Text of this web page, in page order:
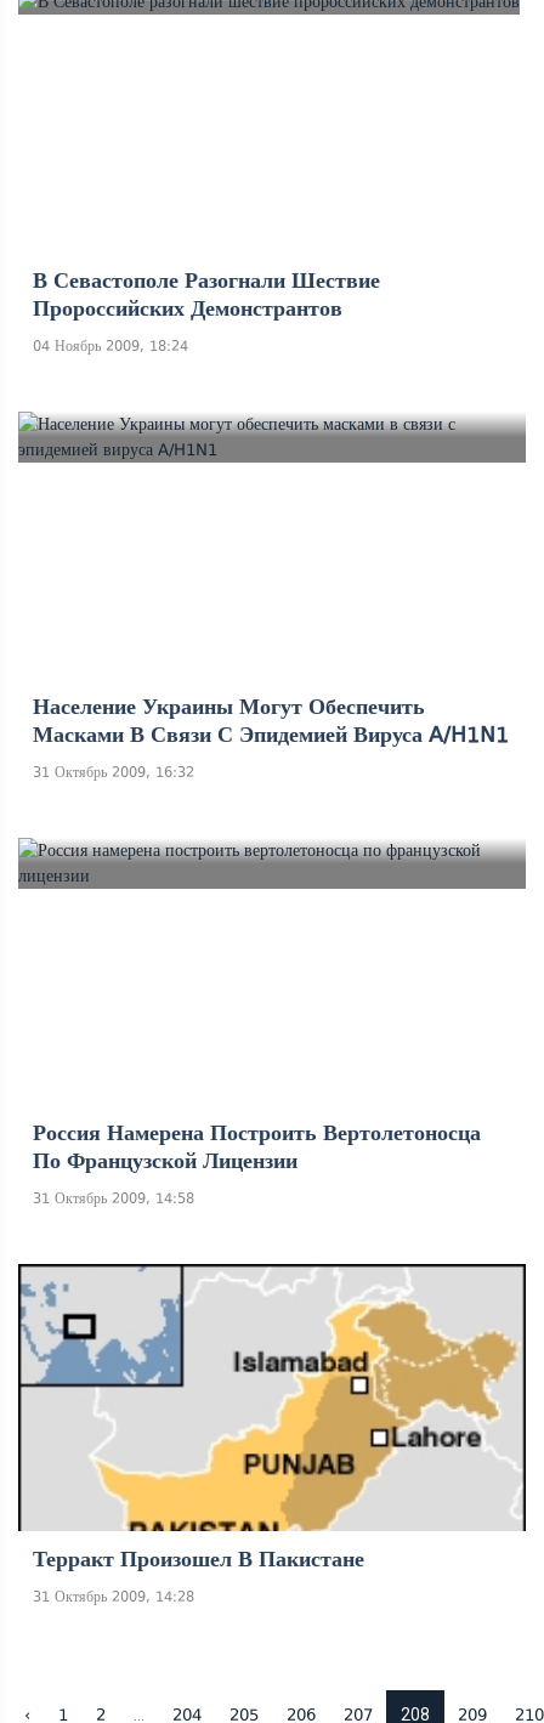
В Севастополе Разогнали Шествие
Пророссийских Демонстрантов
04 Ноябрь 2009, 18:24
Население Украины Могут Обеспечить
Масками В Связи С Эпидемией Вируса A/H1N1
31 Октябрь 2009, 16:32
Россия Намерена Построить Вертолетоносца
По Французской Лицензии
31 Октябрь 2009, 14:58
Терракт Произошел В Пакистане
31 Октябрь 2009, 14:28
‹ 1 2 204 205 206 207 208 209 210